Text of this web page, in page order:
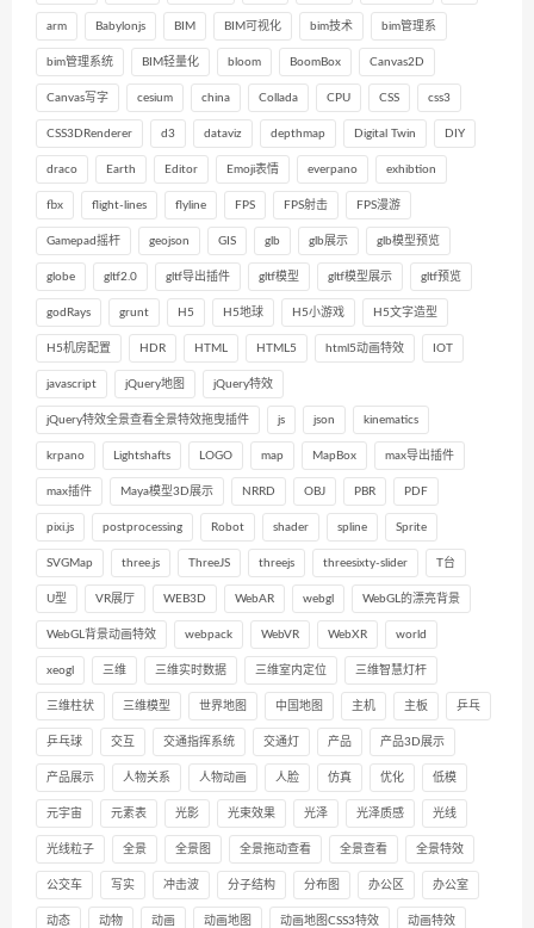
arm Babylonjs BIM BIM可视化 bim技术 bim管理系
bim管理系统 BIM轻量化 bloom BoomBox Canvas2D
Canvas写字 cesium china Collada CPU CSS css3
CSS3DRenderer d3 dataviz depthmap Digital Twin DIY
draco Earth Editor Emoji表情 everpano exhibtion
fbx flight-lines flyline FPS FPS射击 FPS漫游
Gamepad摇杆 geojson GIS glb glb展示 glb模型预览
globe gltf2.0 gltf导出插件 gltf模型 gltf模型展示 gltf预览
godRays grunt H5 H5地球 H5小游戏 H5文字造型
H5机房配置 HDR HTML HTML5 html5动画特效 IOT
javascript jQuery地图 jQuery特效
jQuery特效全景查看全景特效拖曳插件 js json kinematics
krpano Lightshafts LOGO map MapBox max导出插件
max插件 Maya模型3D展示 NRRD OBJ PBR PDF
pixi.js postprocessing Robot shader spline Sprite
SVGMap three.js ThreeJS threejs threesixty-slider T台
U型 VR展厅 WEB3D WebAR webgl WebGL的漂亮背景
WebGL背景动画特效 webpack WebVR WebXR world
xeogl 三维 三维实时数据 三维室内定位 三维智慧灯杆
三维柱状 三维模型 世界地图 中国地图 主机 主板 乒乓
乒乓球 交互 交通指挥系统 交通灯 产品 产品3D展示
产品展示 人物关系 人物动画 人脸 仿真 优化 低模
元宇宙 元素表 光影 光束效果 光泽 光泽质感 光线
光线粒子 全景 全景图 全景拖动查看 全景查看 全景特效
公交车 写实 冲击波 分子结构 分布图 办公区 办公室
动态 动物 动画 动画地图 动画地图CSS3特效 动画特效